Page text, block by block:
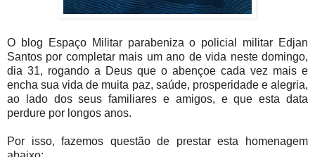
O blog Espaço Militar parabeniza o policial militar Edjan
Santos por completar mais um ano de vida neste domingo,
dia 31, rogando a Deus que o abençoe cada vez mais e
encha sua vida de muita paz, saúde, prosperidade e alegria,
ao lado dos seus familiares e amigos, e que esta data
perdure por longos anos.
Por isso, fazemos questão de prestar esta homenagem